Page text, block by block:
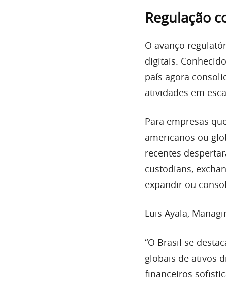
Regulação
O avanço
digitais.
país agora
atividades em
Para empresas
americanos ou
recentes
custodians,
expandir ou
Luis Ayala,
“O Brasil se
globais de ativos
financeiros